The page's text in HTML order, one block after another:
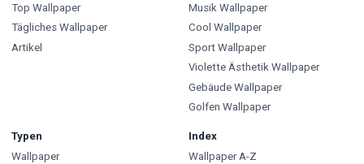
Top Wallpaper
Tägliches Wallpaper
Artikel
Musik Wallpaper
Cool Wallpaper
Sport Wallpaper
Violette Ästhetik Wallpaper
Gebäude Wallpaper
Golfen Wallpaper
Typen
Wallpaper
Index
Wallpaper A-Z